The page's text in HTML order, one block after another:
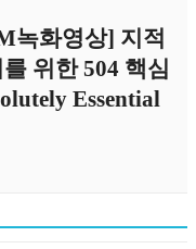
녹화영상] 지적
위한 504 핵심
Essential